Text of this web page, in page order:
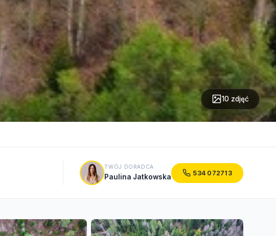
10 zdjęć
TWÓJ DORADCA
Paulina Jatkowska 534 072713